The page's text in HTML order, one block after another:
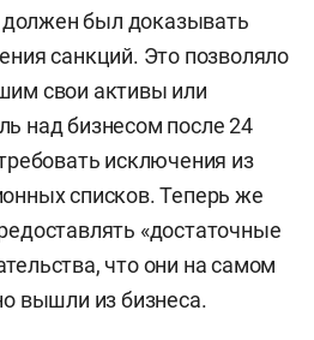
должен был доказывать
санкций. Это позволяло
свои активы или
над бизнесом после 24
исключения из
списков. Теперь же
«достаточные
что они на самом
вышли из бизнеса.